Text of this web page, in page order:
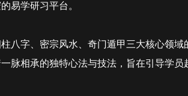
易学研习平台。
八字、密宗风水、奇门遁甲三大核心领
脉相承的独特心法与技法，旨在引导学